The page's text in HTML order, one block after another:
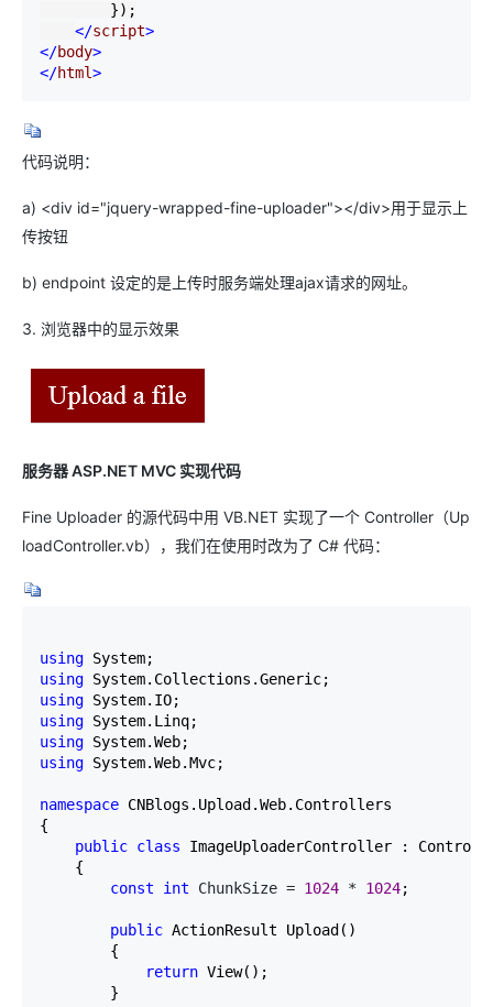
        });
</script>
</body>
</html>
代码说明：
a) <div id="jquery-wrapped-fine-uploader"></div>用于显示上
传按钮
b) endpoint 设定的是上传时服务端处理ajax请求的网址。
3. 浏览器中的显示效果
服务器 ASP.NET MVC 实现代码
Fine Uploader 的源代码中用 VB.NET 实现了一个 Controller（Up
loadController.vb），我们在使用时改为了 C# 代码：
using
using
using
using
using
using System.Web.Mvc;
namespace CNBlogs.Upload.Web.Controllers
{
public class ImageUploaderController :
    {
const
int ChunkSize = 1024 * 1024;
public ActionResult Upload()
        {
return View();
        }